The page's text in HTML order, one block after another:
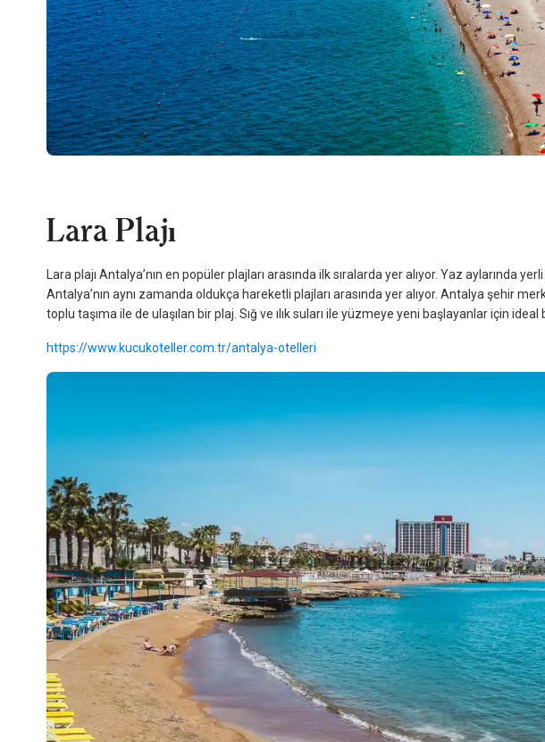
Lara Plajı
Lara plajı Antalya’nın en popüler plajları arasında ilk sıralarda yer alıyor. Yaz aylarında
Antalya’nın aynı zamanda oldukça hareketli plajları arasında yer alıyor. Antalya şehir
toplu taşıma ile de ulaşılan bir plaj. Sığ ve ılık suları ile yüzmeye yeni başlayanlar için ideal
https://www.kucukoteller.com.tr/antalya-otelleri